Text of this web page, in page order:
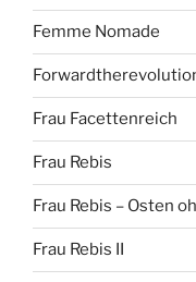
Femme Nomade
Frau Facettenreich
Frau Rebis
Frau Rebis – Osten
Frau Rebis II